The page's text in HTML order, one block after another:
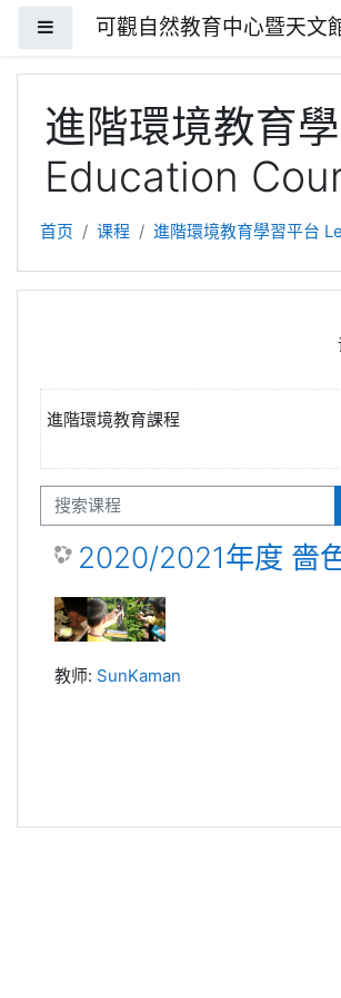
停靠面板可觀自然教育中心暨天文
進階環境教育
Education
首页 课程 進階環境教育學習平台
進階環境教育課程
搜索课程
2020/2021年度 嗇
教师: SunKaman